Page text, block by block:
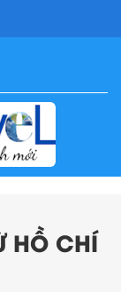
HỒ CHÍ